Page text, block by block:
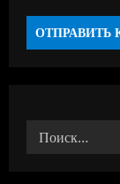
Найти: